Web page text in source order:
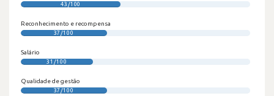
43/100
Reconhecimento e recompensa
37/100
Salário
31/100
Qualidade de gestão
37/100